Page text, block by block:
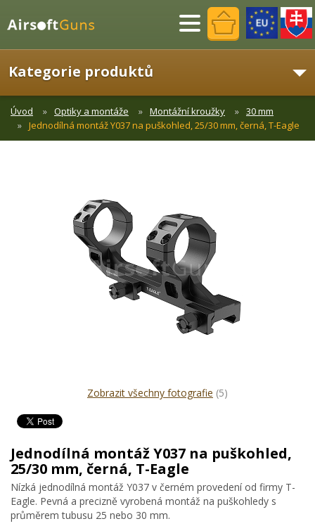
Menu
Kategorie produktů
Úvod Optiky a montáže Montážní kroužky
30 mm
Jednodílná montáž Y037 na puškohled, 25/30 mm, černá, T-Eagle
Zobrazit všechny fotografie (5)
Jednodílná montáž Y037 na puškohled,
25/30 mm, černá, T-Eagle
Nízká jednodílná montáž Y037 v černém provedení od firmy T-
Eagle. Pevná a precizně vyrobená montáž na puškohledy s
průměrem tubusu 25 nebo 30 mm.